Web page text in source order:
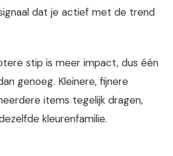
dat je actief met de trend
stip is meer impact, dus één
genoeg. Kleinere, fijnere
items tegelijk dragen,
kleurenfamilie.